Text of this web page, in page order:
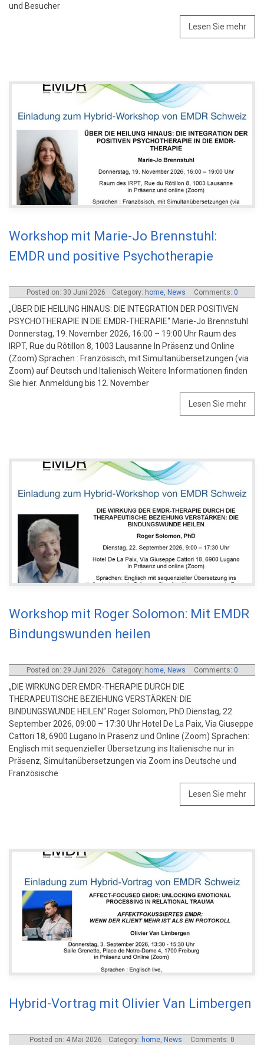
und Besucher
Lesen Sie mehr
Workshop mit Marie-Jo Brennstuhl:
EMDR und positive Psychotherapie
Posted on: 30 Juni 2026 Category: home, News Comments: 0
„ÜBER DIE HEILUNG HINAUS: DIE INTEGRATION DER POSITIVEN
PSYCHOTHERAPIE IN DIE EMDR-THERAPIE“ Marie-Jo Brennstuhl
Donnerstag, 19. November 2026, 16:00 – 19:00 Uhr Raum des
IRPT, Rue du Rôtillon 8, 1003 Lausanne In Präsenz und Online
(Zoom) Sprachen : Französisch, mit Simultanübersetzungen (via
Zoom) auf Deutsch und Italienisch Weitere Informationen finden
Sie hier. Anmeldung bis 12. November
Lesen Sie mehr
Workshop mit Roger Solomon: Mit EMDR
Bindungswunden heilen
Posted on: 29 Juni 2026 Category: home, News Comments: 0
„DIE WIRKUNG DER EMDR-THERAPIE DURCH DIE
THERAPEUTISCHE BEZIEHUNG VERSTÄRKEN: DIE
BINDUNGSWUNDE HEILEN“ Roger Solomon, PhD Dienstag, 22.
September 2026, 09:00 – 17:30 Uhr Hotel De La Paix, Via Giuseppe
Cattori 18, 6900 Lugano In Präsenz und Online (Zoom) Sprachen:
Englisch mit sequenzieller Übersetzung ins Italienische nur in
Präsenz, Simultanübersetzungen via Zoom ins Deutsche und
Französische
Lesen Sie mehr
Hybrid-Vortrag mit Olivier Van Limbergen
Posted on: 4 Mai 2026 Category: home, News Comments: 0